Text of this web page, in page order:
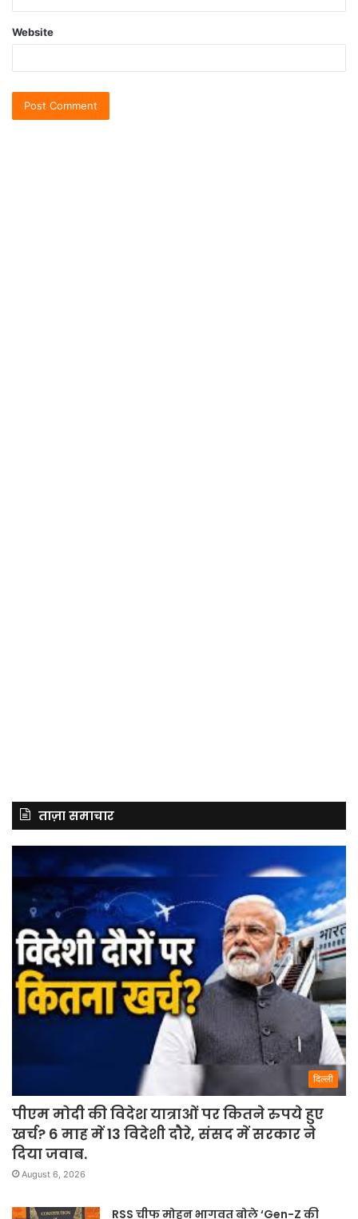
Website
ताज़ा समाचार
दिल्ली
पीएम मोदी की विदेश यात्राओं पर कितने रुपये हुए
खर्च? 6 माह में 13 विदेशी दौरे, संसद में सरकार ने
दिया जवाब.
August 6, 2026
RSS चीफ मोहन भागवत बोले ‘Gen-Z की